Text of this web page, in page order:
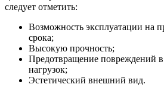
следует отметить:
Возможность эксплуатации на
срока;
Высокую прочность;
Предотвращение повреждений в
нагрузок;
Эстетический внешний вид.